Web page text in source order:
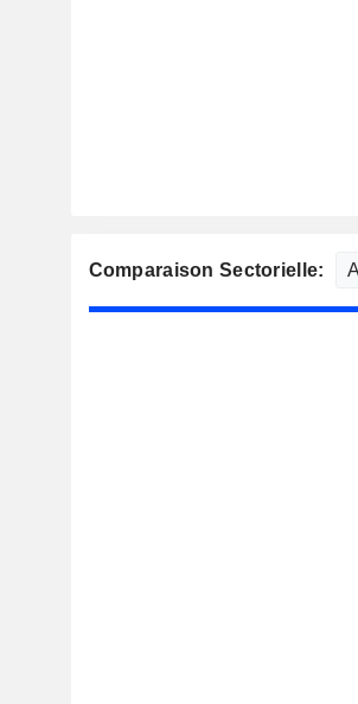
Comparaison Sectorielle: